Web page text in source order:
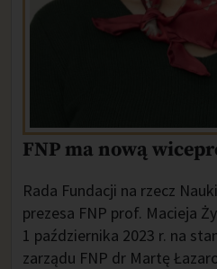
FNP ma nową
Rada Fundacji na rzecz
prezesa FNP prof. Macieja
1 października 2023 r. na
zarządu FNP dr Martę